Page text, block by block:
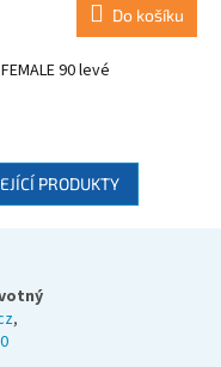
Do košíku
90 levé
PRODUKTY
,